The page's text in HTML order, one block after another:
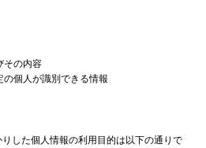
その内容
個人が識別できる情報
した個人情報の利用目的は以下の通りで